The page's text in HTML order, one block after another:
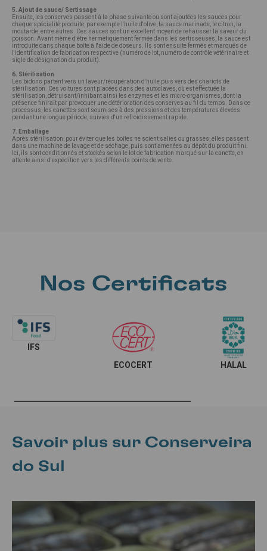
5. Ajout de sauce/ Sertissage
Ensuite, les conserves passent à la phase suivante où sont ajoutées les sauces pour
chaque spécialité produite, par exemple l'huile d'olive, la sauce marinade, le citron, la
moutarde, entre autres. Ces sauces sont un excellent moyen de rehausser la saveur du
poisson. Avant même d'être hermétiquement fermée dans les sertisseuses, la sauce est
introduite dans chaque boîte à l'aide de doseurs. Ils sont ensuite fermés et marqués de
l'identification de fabrication respective (numéro de lot, numéro de contrôle vétérinaire et
sigle de désignation du produit).
6. Stérilisation
Les bidons partent vers un laveur/récupération d'huile puis vers des chariots de
stérilisation. Ces voitures sont placées dans des autoclaves, où est effectuée la
stérilisation, détruisant/inhibant ainsi les enzymes et les micro-organismes, dont la
présence finirait par provoquer une détérioration des conserves au fil du temps. Dans ce
processus, les canettes sont soumises à des pressions et des températures élevées
pendant une longue période, suivies d'un refroidissement rapide.
7. Emballage
Après stérilisation, pour éviter que les boîtes ne soient salies ou grasses, elles passent
dans une machine de lavage et de séchage, puis sont amenées au dépôt du produit fini.
Ici, ils sont conditionnés et stockés selon le lot de fabrication marqué sur la canette, en
attente ainsi d'expédition vers les différents points de vente.
Nos Certificats
IFS
ECOCERT
HALAL
Savoir plus sur Conserveira
do Sul